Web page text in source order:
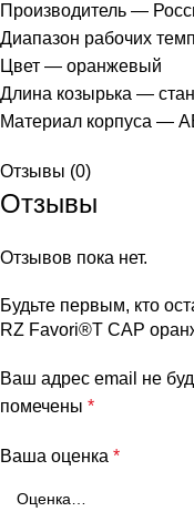
Производитель —
Диапазон рабочих
Цвет — оранжевый
Длина козырька —
Материал корпуса —
Отзывы (0)
Отзывы
Отзывов пока нет.
Будьте первым, кто
RZ Favori®T CAP
Ваш адрес email не
помечены *
Ваша оценка *